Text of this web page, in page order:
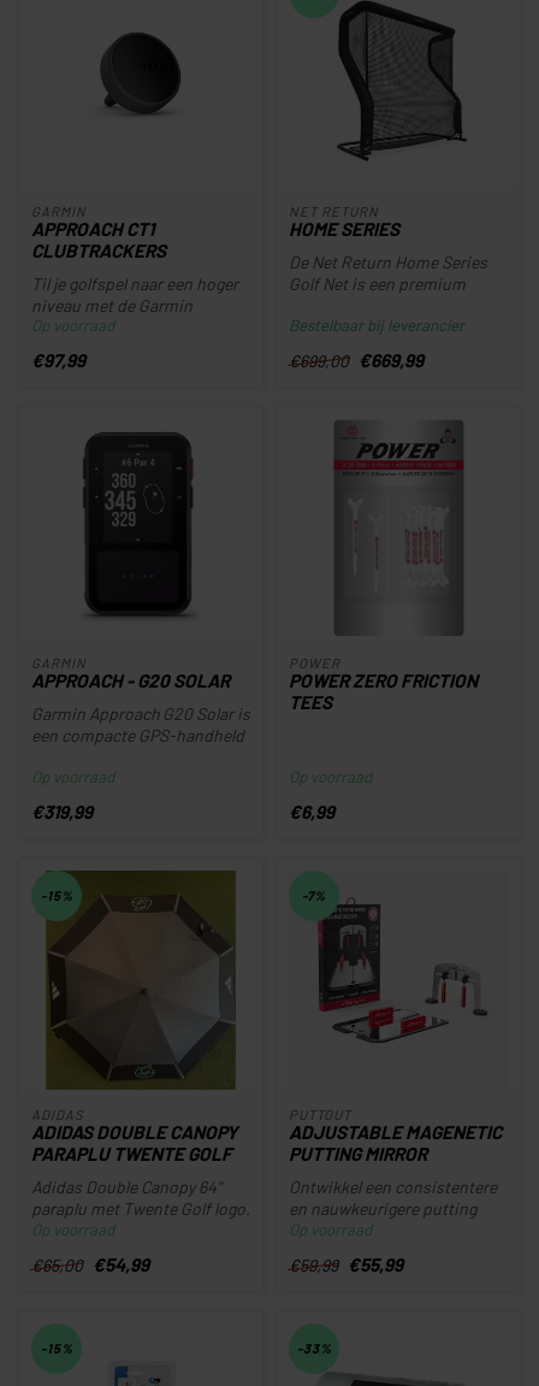
GARMIN
APPROACH CT1
CLUBTRACKERS
Til je golfspel naar een hoger
niveau met de Garmin
Approach CT1, het
Op voorraad
€97,99
NET RETURN
HOME SERIES
De Net Return Home Series
Golf Net is een premium
...
Bestelbaar bij leverancier
€699,00 €669,99
GARMIN
APPROACH - G20 SOLAR
Garmin Approach G20 Solar is
een compacte GPS-handheld
Op voorraad
€319,99
POWER
POWER ZERO FRICTION
TEES
Op voorraad
€6,99
-15%
ADIDAS
ADIDAS DOUBLE CANOPY
PARAPLU TWENTE GOLF
Adidas Double Canopy 64''
paraplu met Twente Golf logo.
Op voorraad
€65,00 €54,99
-7%
PUTTOUT
ADJUSTABLE MAGENETIC
PUTTING MIRROR
Ontwikkel een consistentere
en nauwkeurigere putting
stroke met puttOUT zijn
Op voorraad
€59,99 €55,99
-15% -33%